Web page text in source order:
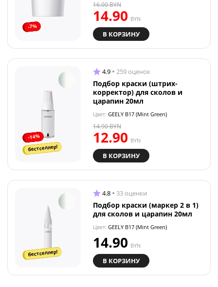
-7%
14.90 BYN
16.00BYN
В КОРЗИНУ
-14%
бестселлер!
4.9 259 оценок
Подбор краски (штрих-
корректор) для сколов и
царапин 20мл
Цвет: GEELY B17 (Mint Green)
12.90 BYN
14.90BYN
В КОРЗИНУ
бестселлер!
4.8 33 оценки
Подбор краски (маркер 2 в 1)
для сколов и царапин 20мл
Цвет: GEELY B17 (Mint Green)
14.90 BYN
В КОРЗИНУ